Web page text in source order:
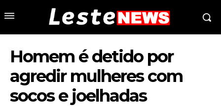
Homem é detido por
agredir mulheres com
socos e joelhadas